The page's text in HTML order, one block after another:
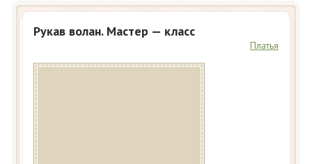
Рукав волан. Мастер — класс
Платья